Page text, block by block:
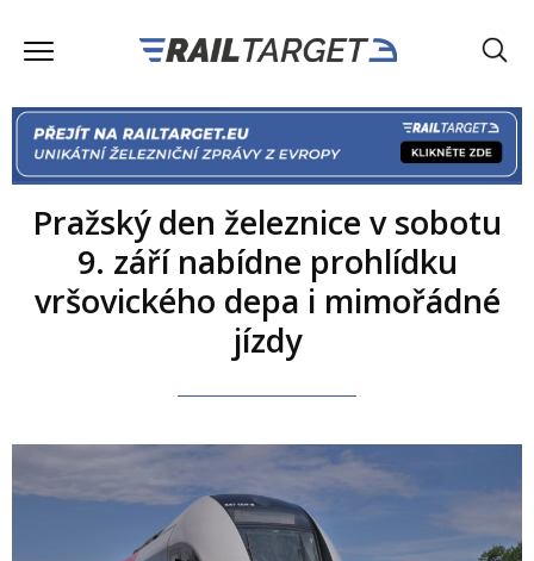
Pražský den železnice v sobotu
9. září nabídne prohlídku
vršovického depa i mimořádné
jízdy